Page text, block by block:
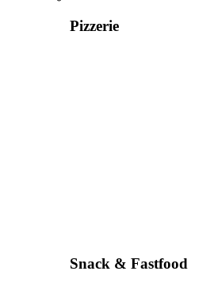
Pizzerie
Snack & Fastfood